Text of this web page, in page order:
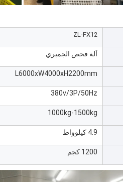
ZL-FX12
آلة فحص الجمبري
L6000xW4000xH2200mm
380v/3P/50Hz
1000kg-1500kg
4.9 كيلوواط
1200 كجم